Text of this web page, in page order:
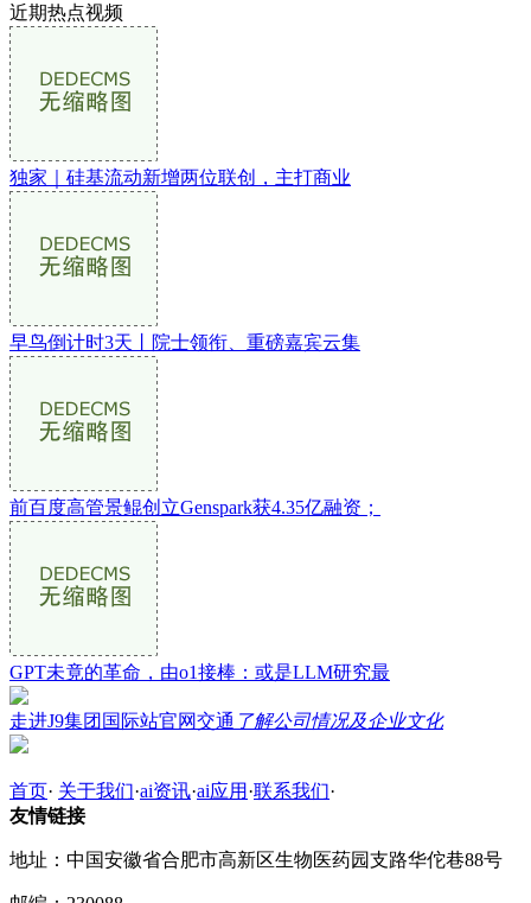
近期热点视频
独家｜硅基流动新增两位联创，主打商业
早鸟倒计时3天丨院士领衔、重磅嘉宾云集
前百度高管景鲲创立Genspark获4.35亿融资；
GPT未竟的革命，由o1接棒：或是LLM研究最
走进J9集团国际站官网交通 了解公司情况及企业文化
首页· 关于我们·ai资讯·ai应用 ·联系我们·
友情链接
地址：中国安徽省合肥市高新区生物医药园支路华佗巷88号